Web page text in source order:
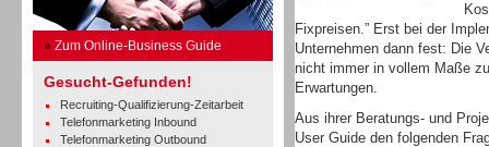
» Zum Online-Business Guide
Gesucht-Gefunden!
Recruiting-Qualifizierung-Zeitarbeit
Telefonmarketing Inbound
Telefonmarketing Outbound
Fixpreisen.” Erst bei der
Unternehmen dann fest: Die
nicht immer in vollem Maße
Erwartungen.
Aus ihrer Beratungs- und
User Guide den folgenden